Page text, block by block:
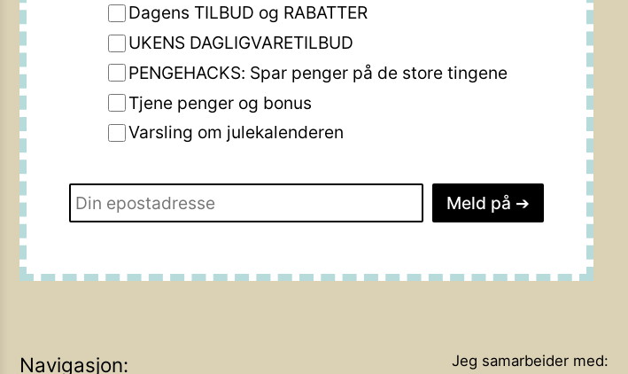
Dagens TILBUD og RABATTER
UKENS DAGLIGVARETILBUD
PENGEHACKS: Spar penger på de store tingene
Tjene penger og bonus
Varsling om julekalenderen
Meld på ➔
Navigasjon: Jeg samarbeider med: